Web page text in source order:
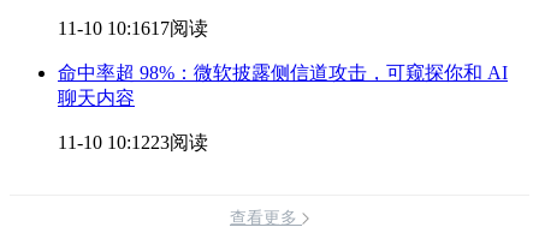
11-10 10:1617阅读
命中率超 98%：微软披露侧信道攻击，可窥探你和 AI
聊天内容
11-10 10:1223阅读
查看更多